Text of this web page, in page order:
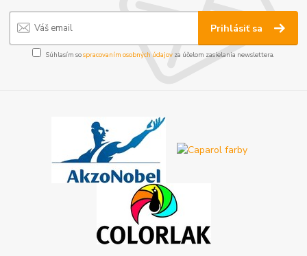
Prihlásiť sa
Súhlasím sospracovaním osobných údajov za účelom zasielania newslettera.